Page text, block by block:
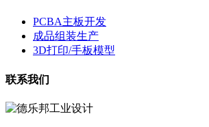
PCBA主板开发
成品组装生产
3D打印/手板模型
联系我们